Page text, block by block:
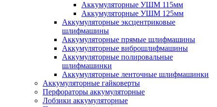
Аккумуляторные УШМ 115мм
Аккумуляторные УШМ 125мм
Аккумуляторные эксцентриковые
шлифмашины
Аккумуляторные прямые шлифмашины
Аккумуляторные виброшлифмашины
Аккумуляторные полировальные
шлифмашинки
Аккумуляторные ленточные шлифмашинки
Аккумуляторные гайковерты
Перфораторы аккумуляторные
Лобзики аккумуляторные